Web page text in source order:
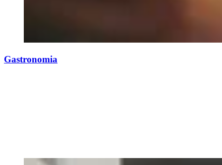
Gastronomia